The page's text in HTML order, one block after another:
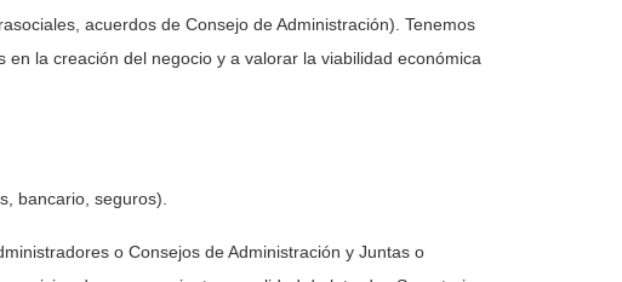
acuerdos de Consejo de Administración). Tenemos
la creación del negocio y a valorar la viabilidad económica
bancario, seguros).
o Consejos de Administración y Juntas o